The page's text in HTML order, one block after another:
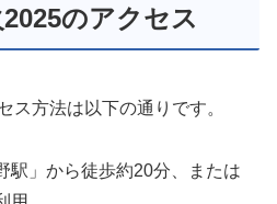
のアクセス
ス方法は以下の通りです。
駅」から徒歩約20分、または